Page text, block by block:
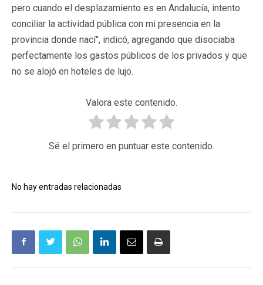
pero cuando el desplazamiento es en Andalucía, intento
conciliar la actividad pública con mi presencia en la
provincia donde nací", indicó, agregando que disociaba
perfectamente los gastos públicos de los privados y que
no se alojó en hoteles de lujo.
Valora este contenido.
Sé el primero en puntuar este contenido.
No hay entradas relacionadas